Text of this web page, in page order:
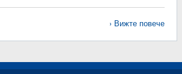
Вижте повече